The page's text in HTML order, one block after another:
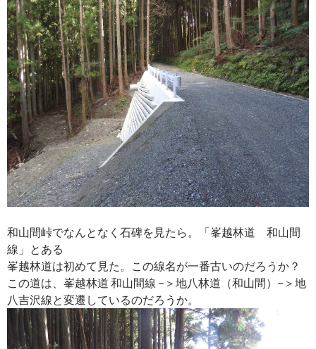
和山間峠でなんとなく石碑を見たら。「峯越林道 和山間
線」とある
峯越林道は初めて見た。この線名が一番古いのだろうか？
この道は、峯越林道 和山間線 −＞地八林道（和山間）−＞地
八吉沢線と変遷しているのだろうか。